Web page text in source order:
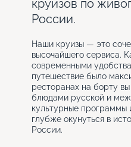
круизов по
России.
Наши круизы — это
высочайшего сервиса.
современными
путешествие было
ресторанах на борту
блюдами русской и
культурные программы
глубже окунуться в
России.